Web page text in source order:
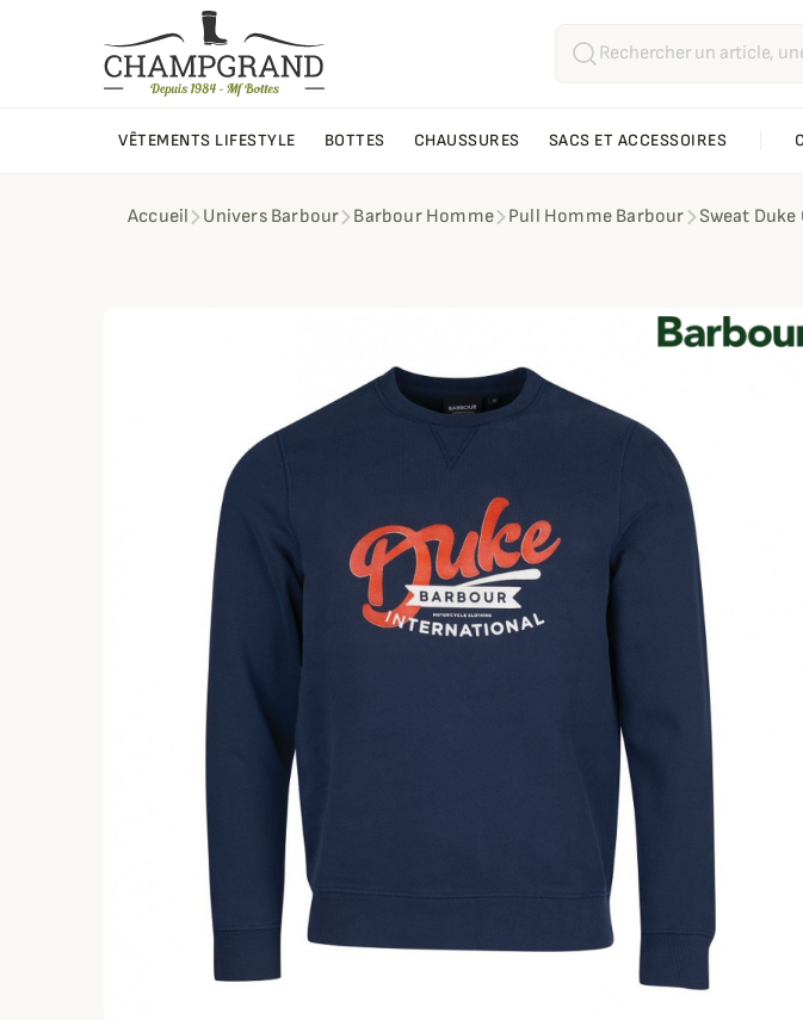
VÊTEMENTS LIFESTYLE BOTTES CHAUSSURES SACS ET ACCESSOIRES
Accueil Univers Barbour Barbour Homme Pull Homme Barbour Sweat